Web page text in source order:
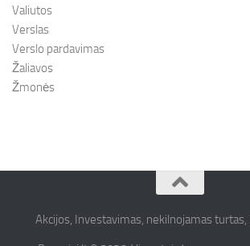
Valiutos
Verslas
Verslo pardavimas
Žaliavos
Žmonės
Akcijos, Investavimas, nekilnojamas